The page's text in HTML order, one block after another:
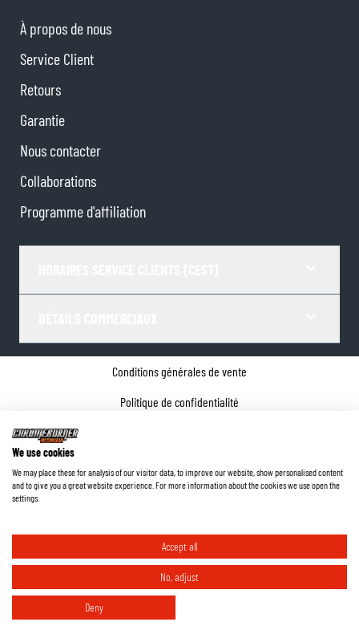
À propos de nous
Service Client
Retours
Garantie
Nous contacter
Collaborations
Programme d'affiliation
Conditions générales de vente
Politique de confidentialité
©2026ChromeBurner - Tous droits réservés.
We use cookies
We may place these for analysis of our visitor data, to improve our website, show personalised content
and to give you a great website experience. For more information about the cookies we use open the
settings.
Accept all
No, adjust
Deny